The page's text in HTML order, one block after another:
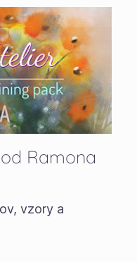
Ramona
vzory a